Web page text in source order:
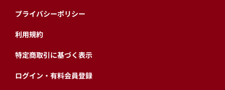
プライバシーポリシー
利用規約
特定商取引に基づく表示
ログイン・有料会員登録